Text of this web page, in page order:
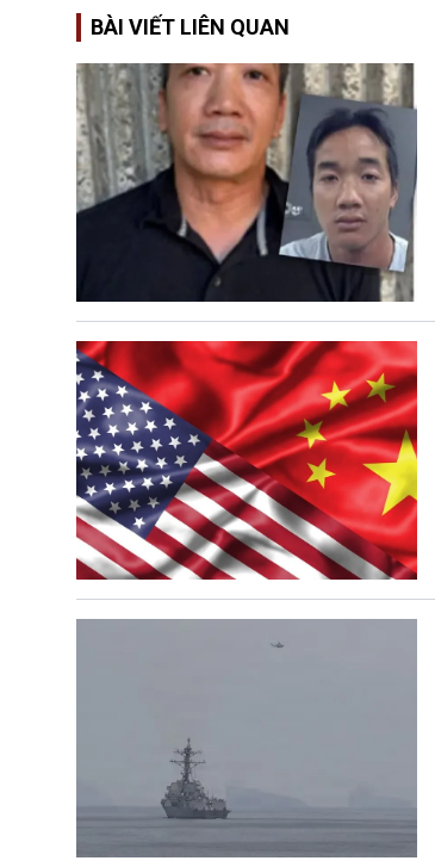
BÀI VIẾT LIÊN QUAN